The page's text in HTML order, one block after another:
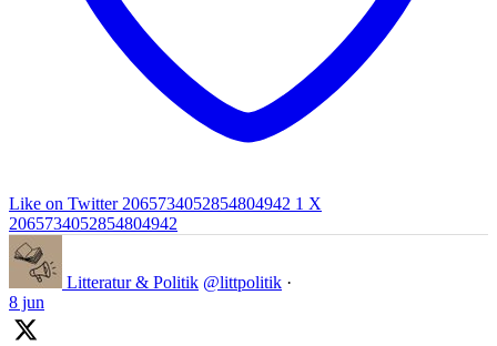
Like on Twitter 2065734052854804942 1 X
2065734052854804942
Litteratur & Politik @littpolitik ·
8 jun